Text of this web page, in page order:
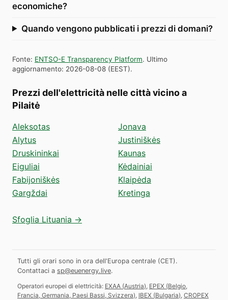
economiche?
Quando vengono pubblicati i prezzi di domani?
Fonte: ENTSO-E Transparency Platform. Ultimo
aggiornamento: 2026-08-08 (EEST).
Prezzi dell'elettricità nelle città vicino a
Pilaitė
Aleksotas
Alytus
Druskininkai
Eiguliai
Fabijoniškės
Gargždai
Jonava
Justiniškės
Kaunas
Kėdainiai
Klaipėda
Kretinga
Sfoglia Lituania →
Tutti gli orari sono in ora dell'Europa centrale (CET).
Contattaci a sp@euenergy.live.
Operatori europei di elettricità: EXAA (Austria) EPEX (Belgio,
Francia, Germania, Paesi Bassi, Svizzera) IBEX (Bulgaria) CROPEX